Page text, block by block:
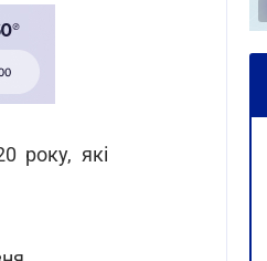
року, які